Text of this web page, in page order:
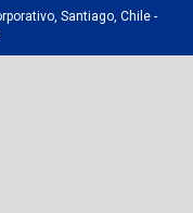
Santiago, Chile -